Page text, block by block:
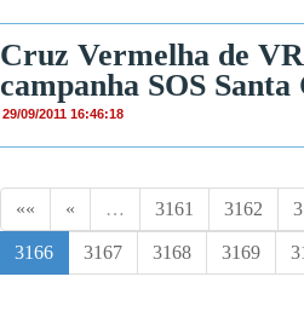
Cruz Vermelha de
campanha SOS
29/09/2011 16:46:18
«« « … 3161 3162
3166 3167 3168 3169